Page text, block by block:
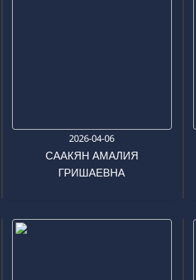
2026-04-06
СААКЯН АМАЛИЯ
ГРИШАЕВНА